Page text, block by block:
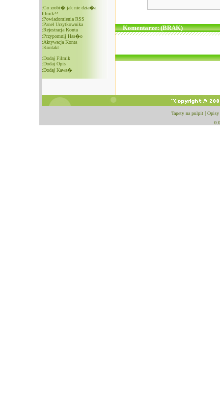
:Co zrobi� jak nie dzia�a
filmik??
:Powiadomienia RSS
:Panel Urzytkownika
:Rejestracja Konta
:Przypomnij Has�o
:Aktywacja Konta
:Kontakt
:Dodaj Filmik
:Dodaj Opis
:Dodaj Kawa�
Komentarze: (BRAK)
Tapety na pulpit
Opisy